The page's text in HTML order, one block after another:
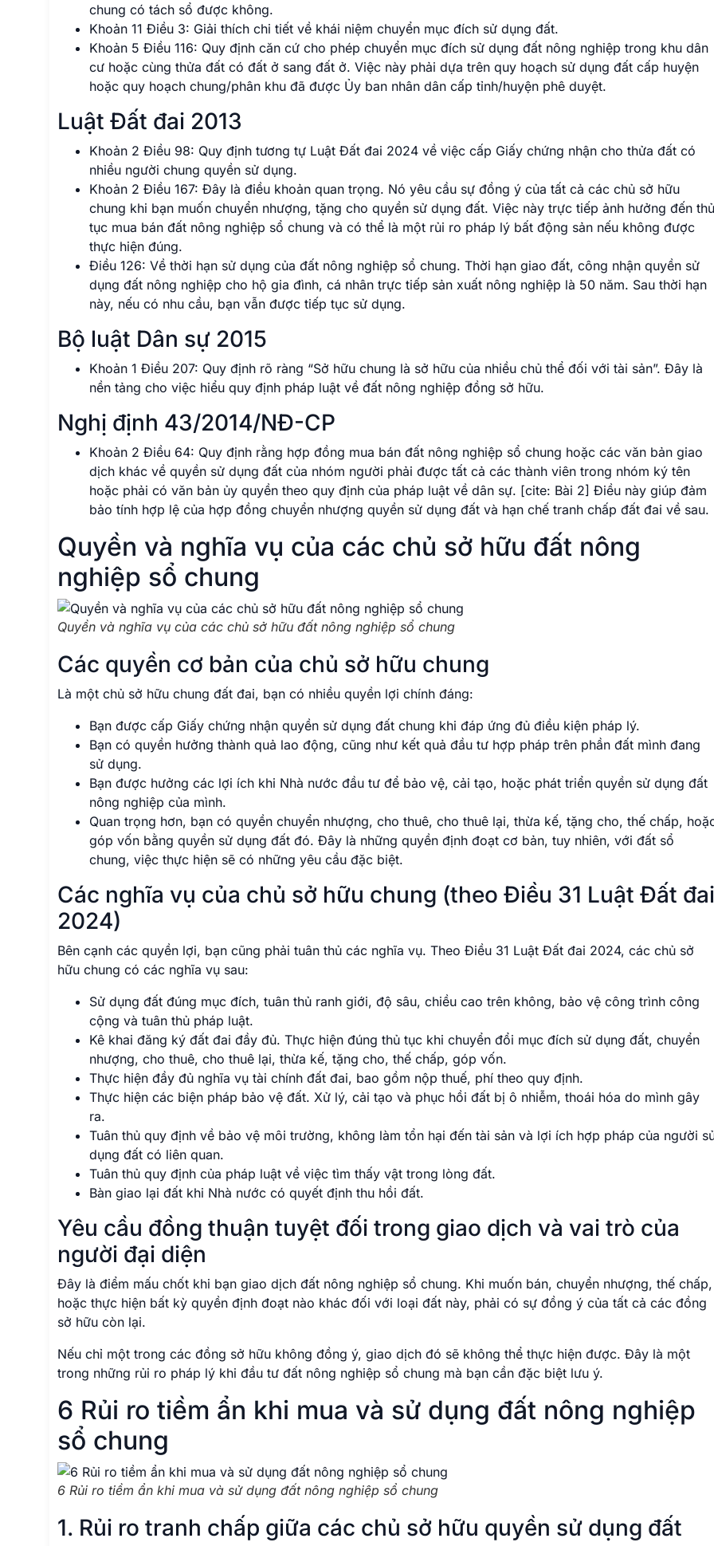
chung có tách sổ được không.
Khoản 11 Điều 3: Giải thích chi tiết về khái niệm chuyển mục đích sử dụng đất.
Khoản 5 Điều 116: Quy định căn cứ cho phép chuyển mục đích sử dụng đất nông nghiệp trong khu dân
cư hoặc cùng thửa đất có đất ở sang đất ở. Việc này phải dựa trên quy hoạch sử dụng đất cấp huyện
hoặc quy hoạch chung/phân khu đã được Ủy ban nhân dân cấp tỉnh/huyện phê duyệt.
Luật Đất đai 2013
Khoản 2 Điều 98: Quy định tương tự Luật Đất đai 2024 về việc cấp Giấy chứng nhận cho thửa đất có
nhiều người chung quyền sử dụng.
Khoản 2 Điều 167: Đây là điều khoản quan trọng. Nó yêu cầu sự đồng ý của tất cả các chủ sở hữu
chung khi bạn muốn chuyển nhượng, tặng cho quyền sử dụng đất. Việc này trực tiếp ảnh hưởng đến thủ
tục mua bán đất nông nghiệp sổ chung và có thể là một rủi ro pháp lý bất động sản nếu không được
thực hiện đúng.
Điều 126: Về thời hạn sử dụng của đất nông nghiệp sổ chung. Thời hạn giao đất, công nhận quyền sử
dụng đất nông nghiệp cho hộ gia đình, cá nhân trực tiếp sản xuất nông nghiệp là 50 năm. Sau thời hạn
này, nếu có nhu cầu, bạn vẫn được tiếp tục sử dụng.
Bộ luật Dân sự 2015
Khoản 1 Điều 207: Quy định rõ ràng “Sở hữu chung là sở hữu của nhiều chủ thể đối với tài sản”. Đây là
nền tảng cho việc hiểu quy định pháp luật về đất nông nghiệp đồng sở hữu.
Nghị định 43/2014/NĐ-CP
Khoản 2 Điều 64: Quy định rằng hợp đồng mua bán đất nông nghiệp sổ chung hoặc các văn bản giao
dịch khác về quyền sử dụng đất của nhóm người phải được tất cả các thành viên trong nhóm ký tên
hoặc phải có văn bản ủy quyền theo quy định của pháp luật về dân sự. [cite: Bài 2] Điều này giúp đảm
bảo tính hợp lệ của hợp đồng chuyển nhượng quyền sử dụng đất và hạn chế tranh chấp đất đai về sau.
Quyền và nghĩa vụ của các chủ sở hữu đất nông
nghiệp sổ chung
Quyền và nghĩa vụ của các chủ sở hữu đất nông nghiệp sổ chung
Các quyền cơ bản của chủ sở hữu chung
Là một chủ sở hữu chung đất đai, bạn có nhiều quyền lợi chính đáng:
Bạn được cấp Giấy chứng nhận quyền sử dụng đất chung khi đáp ứng đủ điều kiện pháp lý.
Bạn có quyền hưởng thành quả lao động, cũng như kết quả đầu tư hợp pháp trên phần đất mình đang
sử dụng.
Bạn được hưởng các lợi ích khi Nhà nước đầu tư để bảo vệ, cải tạo, hoặc phát triển quyền sử dụng đất
nông nghiệp của mình.
Quan trọng hơn, bạn có quyền chuyển nhượng, cho thuê, cho thuê lại, thừa kế, tặng cho, thế chấp,
góp vốn bằng quyền sử dụng đất đó. Đây là những quyền định đoạt cơ bản, tuy nhiên, với đất sổ
chung, việc thực hiện sẽ có những yêu cầu đặc biệt.
Các nghĩa vụ của chủ sở hữu chung (theo Điều 31 Luật Đất đai
2024)
Bên cạnh các quyền lợi, bạn cũng phải tuân thủ các nghĩa vụ. Theo Điều 31 Luật Đất đai 2024, các chủ sở
hữu chung có các nghĩa vụ sau:
Sử dụng đất đúng mục đích, tuân thủ ranh giới, độ sâu, chiều cao trên không, bảo vệ công trình công
cộng và tuân thủ pháp luật.
Kê khai đăng ký đất đai đầy đủ. Thực hiện đúng thủ tục khi chuyển đổi mục đích sử dụng đất, chuyển
nhượng, cho thuê, cho thuê lại, thừa kế, tặng cho, thế chấp, góp vốn.
Thực hiện đầy đủ nghĩa vụ tài chính đất đai, bao gồm nộp thuế, phí theo quy định.
Thực hiện các biện pháp bảo vệ đất. Xử lý, cải tạo và phục hồi đất bị ô nhiễm, thoái hóa do mình gây
ra.
Tuân thủ quy định về bảo vệ môi trường, không làm tổn hại đến tài sản và lợi ích hợp pháp của người
dụng đất có liên quan.
Tuân thủ quy định của pháp luật về việc tìm thấy vật trong lòng đất.
Bàn giao lại đất khi Nhà nước có quyết định thu hồi đất.
Yêu cầu đồng thuận tuyệt đối trong giao dịch và vai trò của
người đại diện
Đây là điểm mấu chốt khi bạn giao dịch đất nông nghiệp sổ chung. Khi muốn bán, chuyển nhượng, thế chấp,
hoặc thực hiện bất kỳ quyền định đoạt nào khác đối với loại đất này, phải có sự đồng ý của tất cả các đồng
sở hữu còn lại.
Nếu chỉ một trong các đồng sở hữu không đồng ý, giao dịch đó sẽ không thể thực hiện được. Đây là một
trong những rủi ro pháp lý khi đầu tư đất nông nghiệp sổ chung mà bạn cần đặc biệt lưu ý.
6 Rủi ro tiềm ẩn khi mua và sử dụng đất nông nghiệp
sổ chung
6 Rủi ro tiềm ẩn khi mua và sử dụng đất nông nghiệp sổ chung
1. Rủi ro tranh chấp giữa các chủ sở hữu quyền sử dụng đất